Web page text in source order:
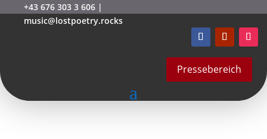
+43 676 303 3 606 |
music@lostpoetry.rocks
Pressebereich